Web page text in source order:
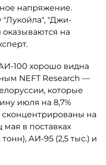
напряжение.
"Джи-
на
100 хорошо видна
NEFT Research —
которые
июля на 8,7%
сконцентрированы на
мая в поставках
АИ-95 (2,5 тыс.) и